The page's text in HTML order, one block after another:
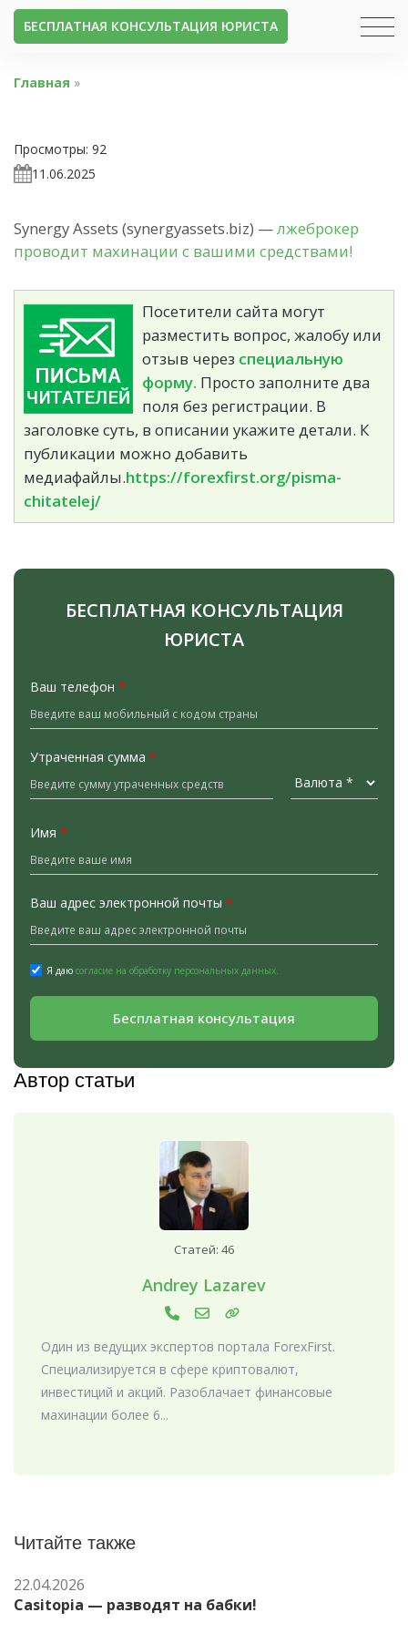
БЕСПЛАТНАЯ КОНСУЛЬТАЦИЯ ЮРИСТА
Главная »
Просмотры: 92
11.06.2025
Synergy Assets (synergyassets.biz) —лжеброкер
проводит махинации с вашими средствами!
Посетители сайта могут
разместить вопрос, жалобу или
отзыв через специальную
форму. Просто заполните два
поля без регистрации. В
заголовке суть, в описании укажите детали. К
публикации можно добавить
медиафайлы.https://forexfirst.org/pisma-
chitatelej/
БЕСПЛАТНАЯ КОНСУЛЬТАЦИЯ
ЮРИСТА
Ваш телефон *
Утраченная сумма *
Имя *
Ваш адрес электронной почты *
Я даю согласие на обработку персональных данных.
Бесплатная консультация
Автор статьи
Статей: 46
Andrey Lazarev
Один из ведущих экспертов портала ForexFirst.
Специализируется в сфере криптовалют,
инвестиций и акций. Разоблачает финансовые
махинации более 6...
Читайте также
22.04.2026
Casitopia — разводят на бабки!